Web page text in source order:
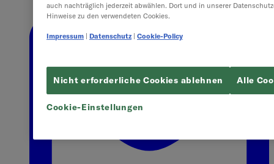
auch nachträglich jederzeit abwählen. Dort und in unserer
Hinweise zu den verwendeten Cookies.
Impressum Datenschutz| Cookie-Policy
Cookie-Einstellungen
Nicht erforderliche Cookies ablehnen Alle